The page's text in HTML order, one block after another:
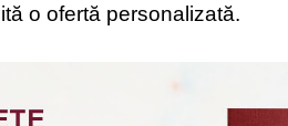
o ofertă personalizată.